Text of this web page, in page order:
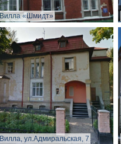
Вилла «Шмидт»
Вилла, ул.Адмиральская, 7